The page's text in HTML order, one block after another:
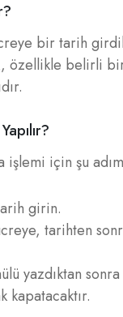
bir tarih
özellikle belirli
için şu
girin.
tarihten
yazdıktan
kapatacaktır.